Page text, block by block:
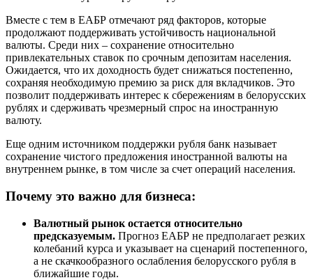
Вместе с тем в ЕАБР отмечают ряд факторов, которые
продолжают поддерживать устойчивость национальной
валюты. Среди них – сохранение относительно
привлекательных ставок по срочным депозитам населения.
Ожидается, что их доходность будет снижаться постепенно,
сохраняя необходимую премию за риск для вкладчиков. Это
позволит поддерживать интерес к сбережениям в белорусских
рублях и сдерживать чрезмерный спрос на иностранную
валюту.
Еще одним источником поддержки рубля банк называет
сохранение чистого предложения иностранной валюты на
внутреннем рынке, в том числе за счет операций населения.
Почему это важно для бизнеса:
Валютный рынок остается относительно
предсказуемым. Прогноз ЕАБР не предполагает резких
колебаний курса и указывает на сценарий постепенного,
а не скачкообразного ослабления белорусского рубля в
ближайшие годы.